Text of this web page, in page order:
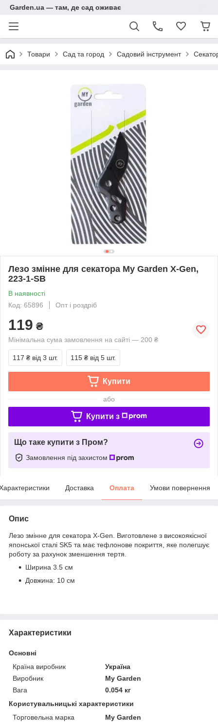
Garden.ua — там, де сад оживає
Товари Сад та город Садовий інструмент
Лезо змінне для секатора My Garden X-Gen,
223-1-SB
В наявності
Код: 65896
Опт і роздріб
119 ₴
Мінімальна сума замовлення на сайті — 200 ₴
117 ₴ від 3 шт. 115 ₴ від 5 шт.
Купити
або
Купити з
Що таке купити з Пром?
Замовлення під захистом
Доставка Оплата Умови повернення
Опис
Лезо змінне для секатора X-Gen. Виготовлене з високоякісної
японської сталі SK5 та має тефлонове покриття, яке полегшує
роботу за рахунок зменшення тертя.
Ширина 3.5 см
Довжина: 10 см
Характеристики
Основні
Країна виробник
Україна
Виробник
My Garden
Вага
0.054 кг
Користувальницькі характеристики
Торговельна марка
My Garden